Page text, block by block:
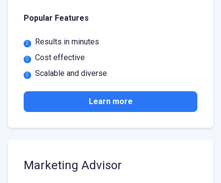
Popular Features
Results in minutes
Cost effective
Scalable and diverse
Learn more
Marketing Advisor